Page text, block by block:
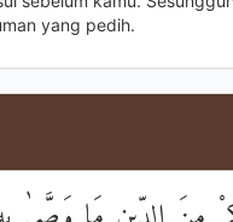
yang pedih.